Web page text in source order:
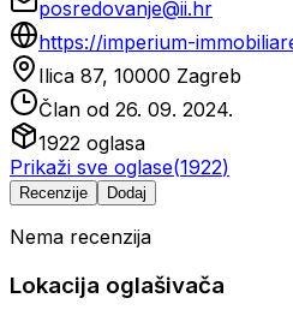
posredovanje@ii.hr
https://imperium-
Ilica 87, 10000 Zagreb
Član od 26. 09. 2024.
1922 oglasa
Prikaži sve oglase(1922)
Recenzije Dodaj
Nema recenzija
Lokacija oglašivača